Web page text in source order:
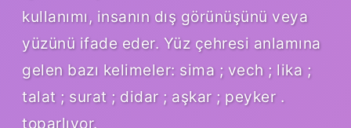
kullanımı, insanın dış görünüşünü veya
yüzünü ifade eder. Yüz çehresi anlamına
gelen bazı kelimeler: sima ; vech ; lika ;
talat ; surat ; didar ; aşkar ; peyker .
toparlıyor.